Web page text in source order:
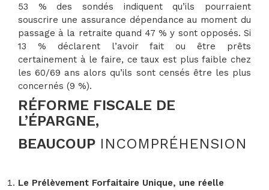
53 % des sondés indiquent qu’ils pourraient
souscrire une assurance dépendance au moment du
passage à la retraite quand 47 % y sont opposés. Si
13 % déclarent l’avoir fait ou être prêts
certainement à le faire, ce taux est plus faible chez
les 60/69 ans alors qu’ils sont censés être les plus
concernés (9 %).
RÉFORME FISCALE DE
L’ÉPARGNE,
BEAUCOUP INCOMPRÉHENSION
Le Prélèvement Forfaitaire Unique, une réelle